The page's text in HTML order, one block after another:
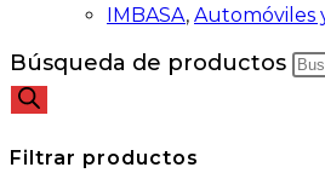
IMBASA, Automóviles
Búsqueda de productos
Filtrar productos